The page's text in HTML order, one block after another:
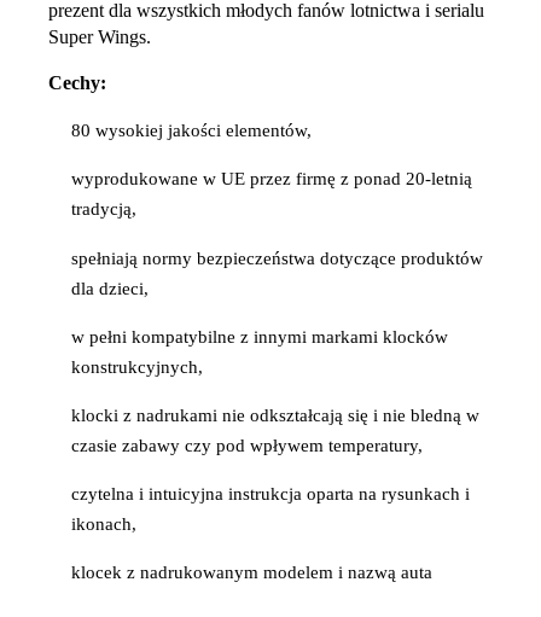
prezent dla wszystkich młodych fanów lotnictwa i serialu
Super Wings.
Cechy:
80 wysokiej jakości elementów,
wyprodukowane w UE przez firmę z ponad 20-letnią
tradycją,
spełniają normy bezpieczeństwa dotyczące produktów
dla dzieci,
w pełni kompatybilne z innymi markami klocków
konstrukcyjnych,
klocki z nadrukami nie odkształcają się i nie bledną w
czasie zabawy czy pod wpływem temperatury,
czytelna i intuicyjna instrukcja oparta na rysunkach i
ikonach,
klocek z nadrukowanym modelem i nazwą auta